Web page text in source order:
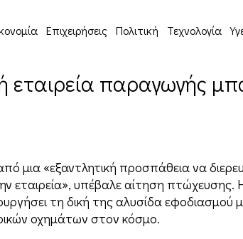
Επιχειρήσεις Πολιτική Τεχνολογία
εταιρεία παραγωγής
μια «εξαντλητική προσπάθεια να
εταιρεία», υπέβαλε αίτηση
τη δική της αλυσίδα
οχημάτων στον κόσμο.